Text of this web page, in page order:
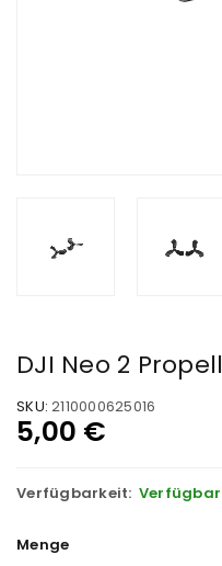
DJI Neo 2
SKU: 2110000625016
5,00 €
Verfügbarkeit:
Menge